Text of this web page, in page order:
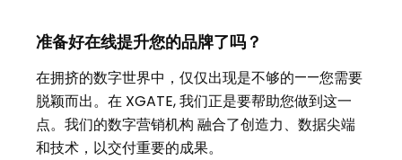
准备好在线提升您的品牌了吗？
在拥挤的数字世界中，仅仅出现是不够的——您需要
脱颖而出。在 XGATE, 我们正是要帮助您做到这一
点。 我们的数字营销机构 融合了创造力、数据尖端
和技术，以交付重要的成果。